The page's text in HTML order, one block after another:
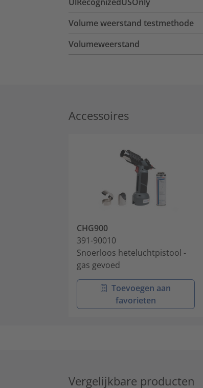
UlRecognizedUSOnly
Volume weerstand testmethode
Volumeweerstand
Accessoires
CHG900
391-90010
Snoerloos heteluchtpistool -
gas gevoed
Toevoegen aan
favorieten
Vergelijkbare producten